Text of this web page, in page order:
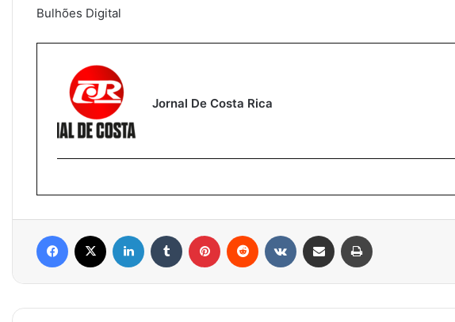
Bulhões Digital
Jornal De Costa Rica
Facebook Linkedin Tumblr Pinterest Reddit Compartilhar via e-mail